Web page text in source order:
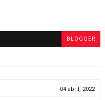
BLOGGER
04 abril, 2022